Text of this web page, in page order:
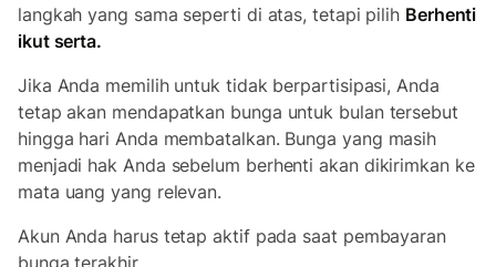
langkah yang sama seperti di atas, tetapi pilih Berhenti
ikut serta.
Jika Anda memilih untuk tidak berpartisipasi, Anda
tetap akan mendapatkan bunga untuk bulan tersebut
hingga hari Anda membatalkan. Bunga yang masih
menjadi hak Anda sebelum berhenti akan dikirimkan ke
mata uang yang relevan.
Akun Anda harus tetap aktif pada saat pembayaran
bunga terakhir.